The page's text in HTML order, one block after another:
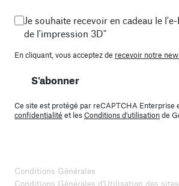
Je souhaite recevoir en cadeau le
de l'impression 3D"
En cliquant, vous acceptez de recevoir notre
S'abonner
Ce site est protégé par reCAPTCHA Enterprise
confidentialité et lesConditions d'utilisationde
Conditions Générales
Conditions Générales d'Utilisation des